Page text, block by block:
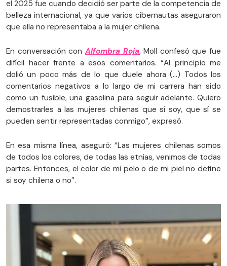
el 2025 fue cuando decidió ser parte de la competencia de
belleza internacional, ya que varios cibernautas aseguraron
que ella no representaba a la mujer chilena.
En conversación con Alfombra Roja, Moll confesó que fue
difícil hacer frente a esos comentarios. “Al principio me
dolió un poco más de lo que duele ahora (...) Todos los
comentarios negativos a lo largo de mi carrera han sido
como un fusible, una gasolina para seguir adelante. Quiero
demostrarles a las mujeres chilenas que sí soy, que sí se
pueden sentir representadas conmigo”, expresó.
En esa misma línea, aseguró: “Las mujeres chilenas somos
de todos los colores, de todas las etnias, venimos de todas
partes. Entonces, el color de mi pelo o de mi piel no define
si soy chilena o no”.